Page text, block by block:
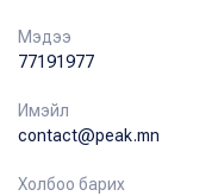
Мэдээ
77191977
Имэйл
contact@peak.mn
Холбоо барих